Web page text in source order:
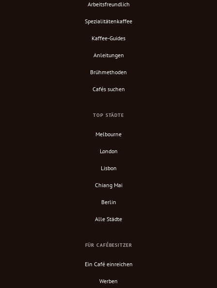
Arbeitsfreundlich
Spezialitätenkaffee
Kaffee-Guides
Anleitungen
Brühmethoden
Cafés suchen
TOP STÄDTE
Melbourne
London
Lisbon
Chiang Mai
Berlin
Alle Städte
FÜR CAFÉBESITZER
Ein Café einreichen
Werben